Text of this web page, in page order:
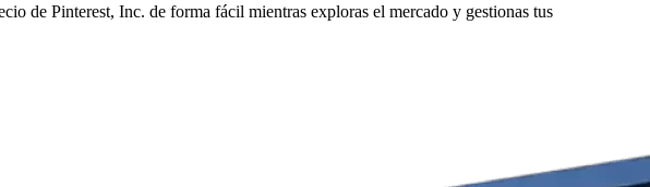
de Pinterest, Inc. de forma fácil mientras exploras el mercado y gestionas tus